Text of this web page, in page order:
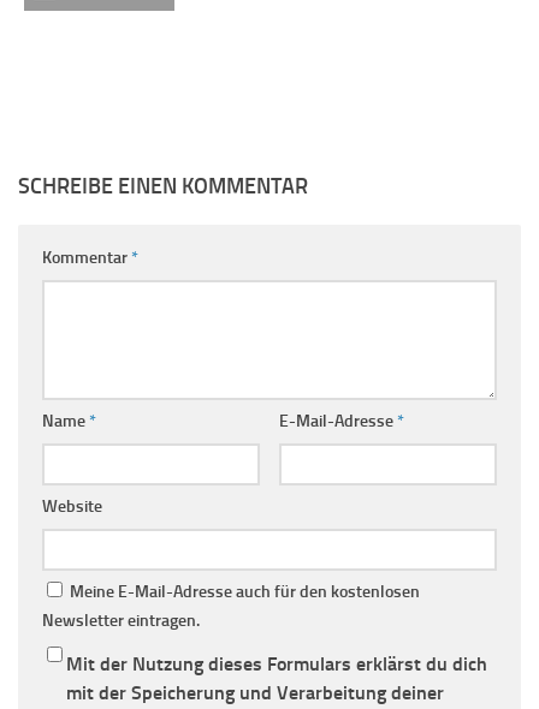
SCHREIBE EINEN KOMMENTAR
Kommentar*
Name* E-Mail-Adresse*
Website
Meine E-Mail-Adresse auch für den kostenlosen
Newsletter eintragen.
Mit der Nutzung dieses Formulars erklärst du dich
mit der Speicherung und Verarbeitung deiner